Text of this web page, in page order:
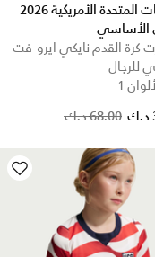
الولايات المتحدة الأمريكية 2026
الأساسي
كرة القدم نايكي ايرو-فت
للرجال
1
Price reduced from
68.00 د.ك to